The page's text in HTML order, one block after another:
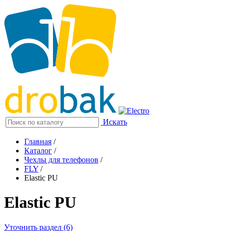
Искать
Главная /
Каталог /
Чехлы для телефонов /
FLY /
Elastic PU
Elastic PU
Уточнить раздел (6)